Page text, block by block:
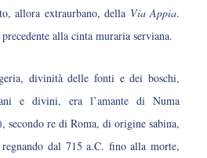
allora extraurbano, della Via Appia.
alla cinta muraria serviana.
divinità delle fonti e dei boschi,
e divini, era l’amante di Numa
secondo re di Roma, di origine sabina,
regnando dal 715 a.C. fino alla morte,